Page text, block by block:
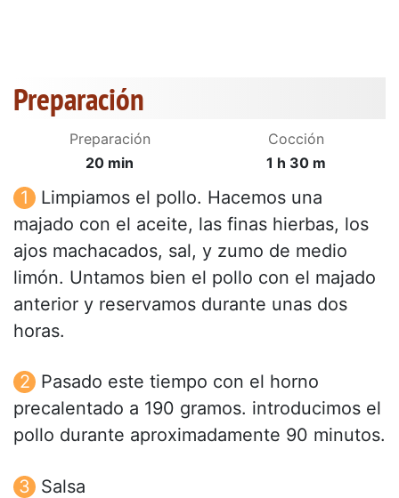
Preparación
Preparación
20 min
Cocción
1 h 30 m
Limpiamos el pollo. Hacemos una
majado con el aceite, las finas hierbas, los
ajos machacados, sal, y zumo de medio
limón. Untamos bien el pollo con el majado
anterior y reservamos durante unas dos
horas.
Pasado este tiempo con el horno
precalentado a 190 gramos. introducimos el
pollo durante aproximadamente 90 minutos.
Salsa